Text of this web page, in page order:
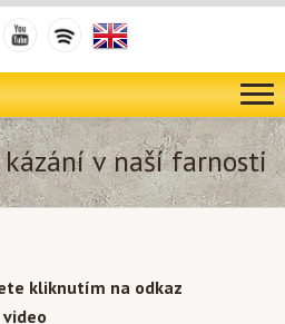
kázání v naší farnosti
kliknutím na odkaz